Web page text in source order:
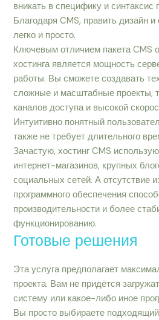
вникать в специфику и синтаксис
Благодаря CMS, править дизайн и
легко и просто.
Ключевым отличием пакета CMS
хостинга является мощность
работы. Вы сможете создавать
сложные и масштабные проекты,
каналов доступа и высокой
Интуитивно понятный
также не требует длительного
Зачастую, хостинг CMS
интернет-магазинов, крупных
социальных сетей. А отсутствие
программного обеспечения
производительности и более
функционированию.
Готовые решения
Эта услуга предполагает
проекта. Вам не придётся
систему или какое-либо иное
Вы просто выбираете